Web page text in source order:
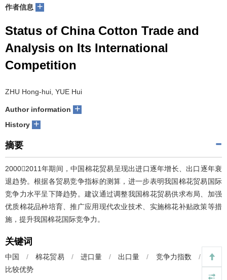
作者信息 +
Status of China Cotton Trade and
Analysis on Its International
Competition
ZHU Hong-hui, YUE Hui
Author information +
History +
摘要
20002011年期间，中国棉花贸易呈现出进口逐年增长、出口逐年衰
退趋势。根据各贸易竞争指标的测算，进一步表明我国棉花贸易国际
竞争力水平呈下降趋势。建议通过调整我国棉花贸易供求布局、加强
优质棉花品种培育、推广应用现代农业技术、实施棉花补贴政策等措
施，提升我国棉花国际竞争力。
关键词
中国 / 棉花贸易 / 进口量 / 出口量 / 竞争力指数 /
显性
比较优势